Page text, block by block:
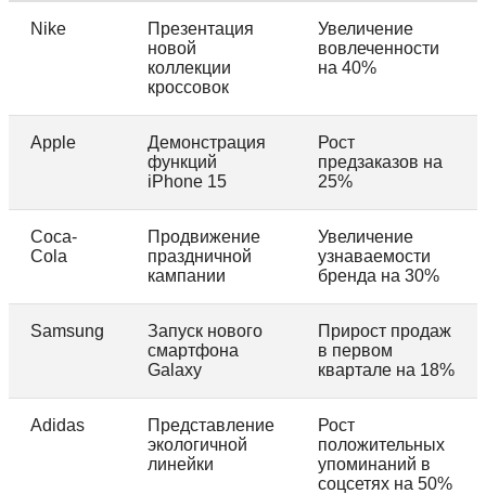
Nike
Презентация
новой
коллекции
кроссовок
Увеличение
вовлеченности
на 40%
Apple
Демонстрация
функций
iPhone 15
Рост
предзаказов на
25%
Coca-
Cola
Продвижение
праздничной
кампании
Увеличение
узнаваемости
бренда на 30%
Samsung
Запуск нового
смартфона
Galaxy
Прирост продаж
в первом
квартале на 18%
Adidas
Представление
экологичной
линейки
Рост
положительных
упоминаний в
соцсетях на 50%